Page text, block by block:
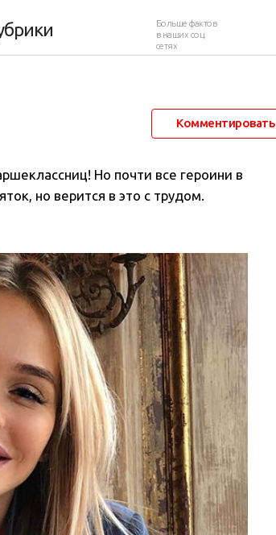
Больше фактов
в наших соц.
сетях
Комментировать
Но почти все героини в
но верится в это с трудом.